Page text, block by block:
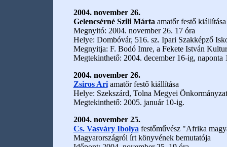
2004. november 26.
Gelencsérné Szili Márta amatőr festő kiállítása
Megnyitó: 2004. november 26. 17 óra
Helye: Dombóvár, 516. sz. Ipari Szakképző
Megnyitja: F. Bodó Imre, a Fekete István
Megtekinthető: 2004. december 16-ig, naponta
2004. november 26.
Zsiros Ariamatőr festő kiállítása
Helye: Szekszárd, Tolna Megyei
Megtekinthető: 2005. január 10-ig.
2004. november 25.
Cs. Vasváry Ibolya festőművész "Afrika
Magyarországról írt könyvének bemutatója